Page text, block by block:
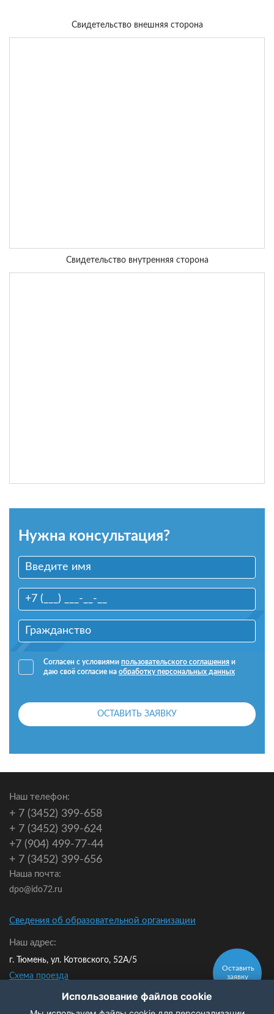
Оставить
заявку
Свидетельство внешняя сторона
Свидетельство внутренняя сторона
Нужна консультация?
Согласен с условиями пользовательского соглашения и
даю своё согласие на обработку персональных данных
ОСТАВИТЬ ЗАЯВКУ
Наш телефон:
+ 7 (3452) 399-658
+ 7 (3452) 399-624
+7 (904) 499-77-44
+ 7 (3452) 399-656
Наша почта:
dpo@ido72.ru
Сведения об образовательной организации
Наш адрес:
г. Тюмень, ул. Котовского, 52А/5
Схема проезда
Мы в контакте:Использование файлов cookie